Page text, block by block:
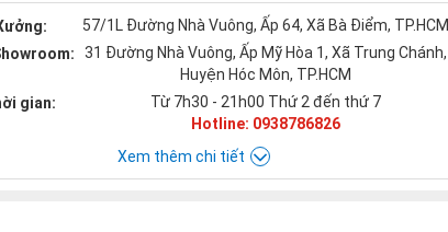
57/1L Đường Nhà Vuông, Ấp 64, Xã Bà Điểm, TP.HCM
31 Đường Nhà Vuông, Ấp Mỹ Hòa 1, Xã Trung Chánh,
Huyện Hóc Môn, TP.HCM
gian:
Từ 7h30 - 21h00 Thứ 2 đến thứ 7
Hotline: 0938786826
Xem thêm chi tiết